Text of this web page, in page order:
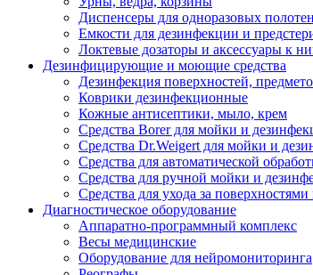
Диспенсеры для одноразовых
Емкости для дезинфекции и
Локтевые дозаторы и аксессуары к
Дезинфицирующие и моющие средства
Дезинфекция поверхностей,
Коврики дезинфекционные
Кожные антисептики, мыло, крем
Средства Borer для мойки и
Средства Dr.Weigert для мойки и
Средства для автоматической
Средства для ручной мойки и
Средства для ухода за
Диагностическое оборудование
Аппаратно-программный комплекс
Весы медицинские
Оборудование для нейромониторинга